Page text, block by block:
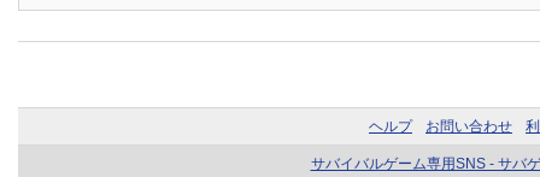
ヘルプ お問い合わせ
サバイバルゲーム専用SNS - サバ